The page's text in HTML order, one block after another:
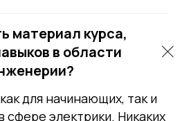
материал курса,
в области
для начинающих, так и
сфере электрики. Никаких